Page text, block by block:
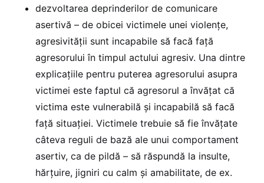
dezvoltarea deprinderilor de comunicare
asertivă – de obicei victimele unei violenţe,
agresivităţii sunt incapabile să facă faţă
agresorului în timpul actului agresiv. Una dintre
explicaţiile pentru puterea agresorului asupra
victimei este faptul că agresorul a învăţat că
victima este vulnerabilă şi incapabilă să facă
faţă situaţiei. Victimele trebuie să fie învăţate
câteva reguli de bază ale unui comportament
asertiv, ca de pildă – să răspundă la insulte,
hărţuire, jigniri cu calm şi amabilitate, de ex.